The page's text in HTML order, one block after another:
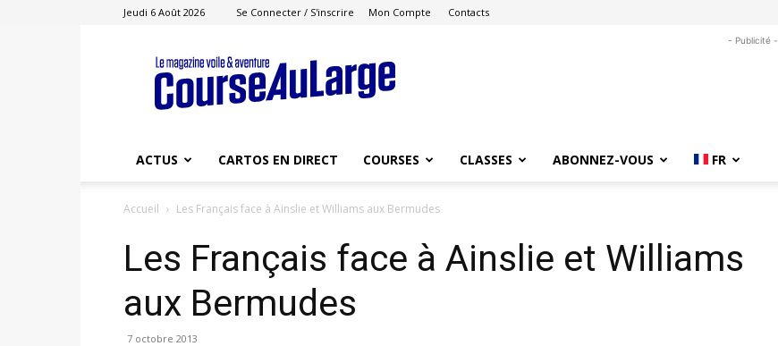
Jeudi 6 Août 2026 Se Connecter / S'inscrire Mon Compte Contacts
Course
au
Large
- Publicité -
ACTUS CARTOS EN DIRECT COURSES CLASSES ABONNEZ-VOUS FR
Accueil Les Français face à Ainslie et Williams aux Bermudes
Les Français face à Ainslie et Williams
aux Bermudes
7 octobre 2013